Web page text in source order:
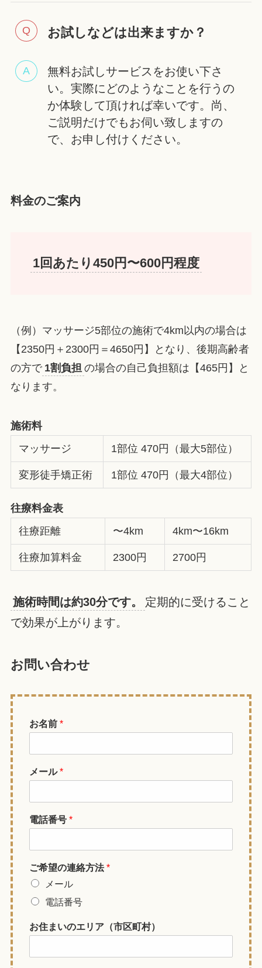
お試しなどは出来ますか？
無料お試しサービスをお使い下さ
い。実際にどのようなことを行うの
か体験して頂ければ幸いです。尚、
ご説明だけでもお伺い致しますの
で、お申し付けください。
料金のご案内
1回あたり450円〜600円程度
（例）マッサージ5部位の施術で4km以内の場合は
【2350円＋2300円＝4650円】となり、後期高齢者
の方で 1割負担 の場合の自己負担額は【465円】と
なります。
施術料
マッサージ
1部位 470円（最大5部位）
変形徒手矯正術 1部位 470円（最大4部位）
往療料金表
往療距離
〜4km 4km〜16km
往療加算料金 2300円 2700円
施術時間は約30分です。
定期的に受けること
で効果が上がります。
お問い合わせ
お名前 *
メール*
電話番号 *
ご希望の連絡方法*
メール
電話番号
お住まいのエリア（市区町村）